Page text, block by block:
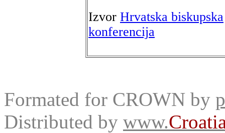
Izvor Hrvatska biskupska
konferencija
Formated for CROWN by
Distributed by www.